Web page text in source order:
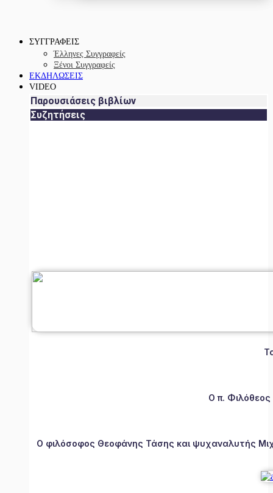
ΣΥΓΓΡΑΦΕΙΣ
Έλληνες Συγγραφείς
Ξένοι Συγγραφείς
ΕΚΔΗΛΩΣΕΙΣ
VIDEO
Παρουσιάσεις βιβλίων
Συζητήσεις
Ο π.
Ο φιλόσοφος Θεοφάνης Τάσης και ψυχαναλυτής